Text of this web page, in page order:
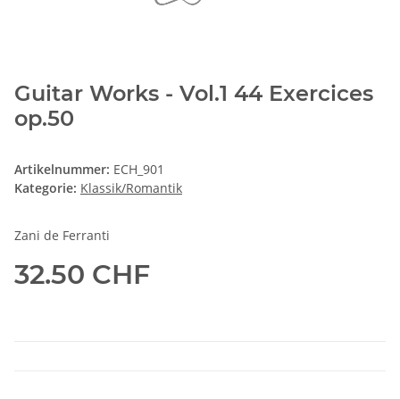
Guitar Works - Vol.1 44 Exercices
op.50
Artikelnummer: ECH_901
Kategorie: Klassik/Romantik
Zani de Ferranti
32.50 CHF